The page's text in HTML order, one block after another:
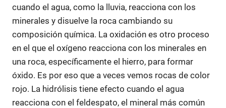
cuando el agua, como la lluvia, reacciona con los
minerales y disuelve la roca cambiando su
composición química. La oxidación es otro proceso
en el que el oxígeno reacciona con los minerales en
una roca, específicamente el hierro, para formar
óxido. Es por eso que a veces vemos rocas de color
rojo. La hidrólisis tiene efecto cuando el agua
reacciona con el feldespato, el mineral más común